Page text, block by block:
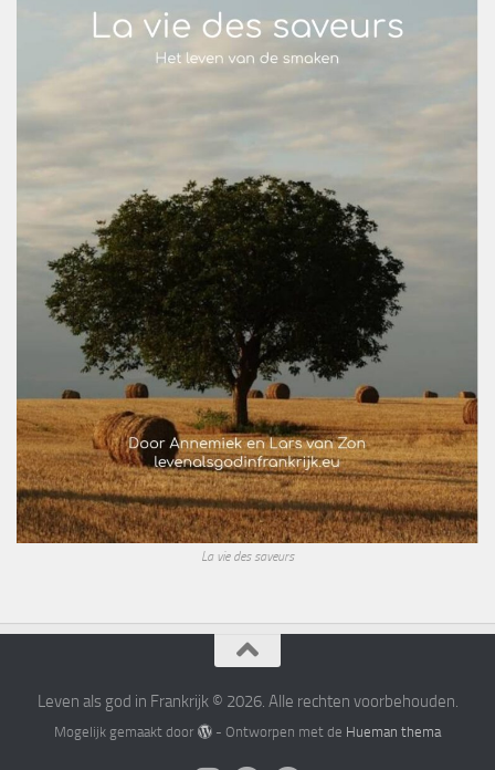
La vie des saveurs
Leven als god in Frankrijk © 2026. Alle rechten voorbehouden.
Mogelijk gemaakt door - Ontworpen met de Hueman thema